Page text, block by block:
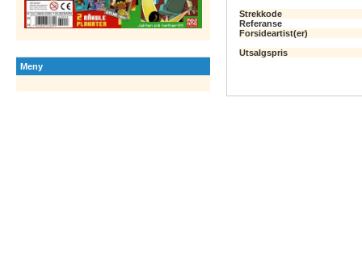
Meny
Strekkode
Referanse
Forsideartist(er)
Utsalgspris